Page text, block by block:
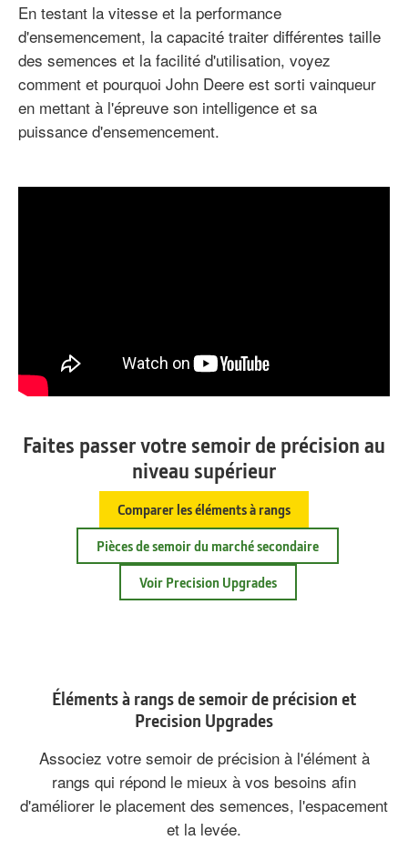
En testant la vitesse et la performance
d'ensemencement, la capacité traiter différentes taille
des semences et la facilité d'utilisation, voyez
comment et pourquoi John Deere est sorti vainqueur
en mettant à l'épreuve son intelligence et sa
puissance d'ensemencement.
CASE IH,
FENDT
John Deere
meilleures
précision
tracteurs
s'affronter
Faites passer votre semoir de précision au
niveau supérieur
Comparer les éléments à rangs
Pièces de semoir du marché secondaire
Voir Precision Upgrades
Éléments à rangs de semoir de précision et
Precision Upgrades
Associez votre semoir de précision à l'élément à
rangs qui répond le mieux à vos besoins afin
d'améliorer le placement des semences, l'espacement
et la levée.